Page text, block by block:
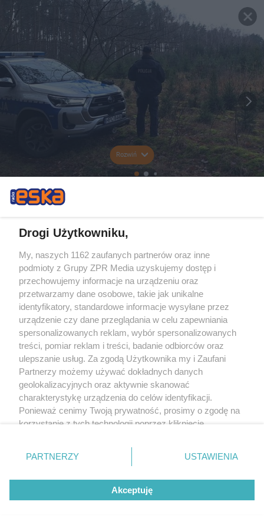
Rozwiń
Drogi Użytkowniku,
My, naszych 1162 zaufanych partnerów oraz inne
podmioty z Grupy ZPR Media uzyskujemy dostęp i
przechowujemy informacje na urządzeniu oraz
przetwarzamy dane osobowe, takie jak unikalne
identyfikatory, standardowe informacje wysyłane przez
urządzenie czy dane przeglądania w celu zapewniania
spersonalizowanych reklam, wybór spersonalizowanych
treści, pomiar reklam i treści, badanie odbiorców oraz
ulepszanie usług. Za zgodą Użytkownika my i Zaufani
Partnerzy możemy używać dokładnych danych
geolokalizacyjnych oraz aktywnie skanować
charakterystykę urządzenia do celów identyfikacji.
Ponieważ cenimy Twoją prywatność, prosimy o zgodę na
korzystanie z tych technologii poprzez kliknięcie
zmienić/wycofać klikając przycisk ustawień prywatności
znajdujący się w lewym dolnym rogu strony
rodzaje przetwarzania danych nie wymagają zgody
użytkownika, ale masz prawo sprzeciwić się takiemu
przetwarzaniu. Preferencje będą miały zastosowanie tylko
PARTNERZY USTAWIENIA
Akceptuję